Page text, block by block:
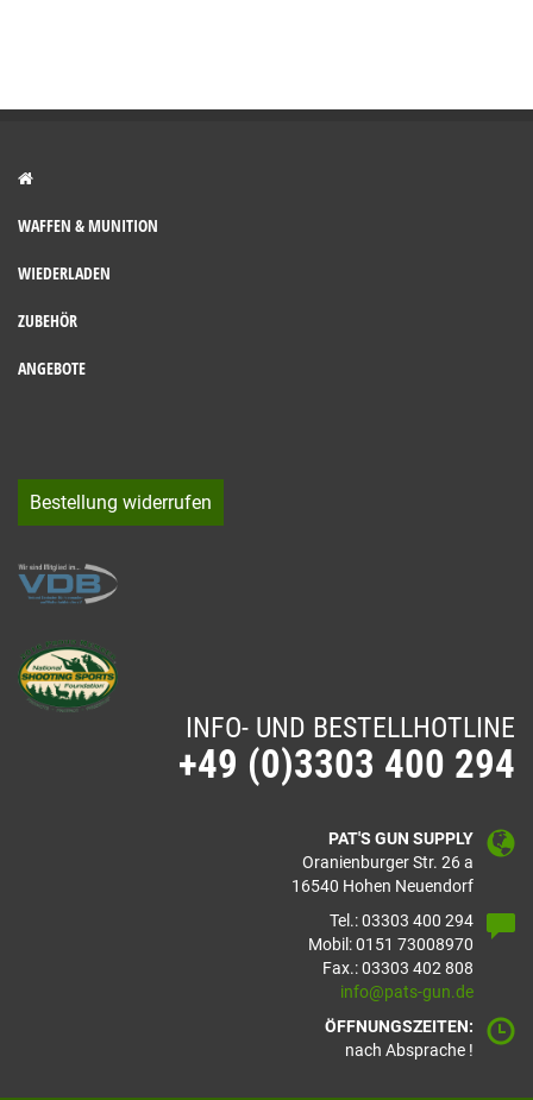
WAFFEN & MUNITION
WIEDERLADEN
ZUBEHÖR
ANGEBOTE
Bestellung widerrufen
INFO- UND BESTELLHOTLINE
+49 (0)3303 400 294
PAT'S GUN SUPPLY
Oranienburger Str. 26 a
16540 Hohen Neuendorf
Tel.: 03303 400 294
Mobil: 0151 73008970
Fax.: 03303 402 808
info@pats-gun.de
ÖFFNUNGSZEITEN:
nach Absprache !